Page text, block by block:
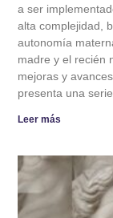
a ser
alta complejidad,
autonomía
madre y el recién
mejoras y
presenta una
Leer más